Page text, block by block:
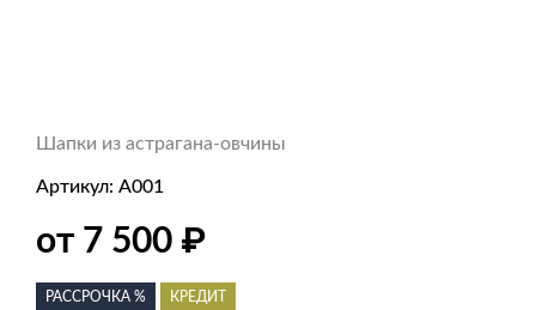
Шапки из астрагана-овчины
Артикул: А001
от 7 500 ₽
РАССРОЧКА % КРЕДИТ